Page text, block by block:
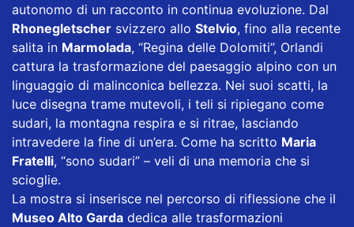
autonomo di un racconto in continua evoluzione. Dal
Rhonegletscher svizzero allo Stelvio, fino alla recente
salita in Marmolada, “Regina delle Dolomiti”, Orlandi
cattura la trasformazione del paesaggio alpino con un
linguaggio di malinconica bellezza. Nei suoi scatti, la
luce disegna trame mutevoli, i teli si ripiegano come
sudari, la montagna respira e si ritrae, lasciando
intravedere la fine di un’era. Come ha scritto Maria
Fratelli, “sono sudari” – veli di una memoria che si
scioglie.
La mostra si inserisce nel percorso di riflessione che il
Museo Alto Garda dedica alle trasformazioni